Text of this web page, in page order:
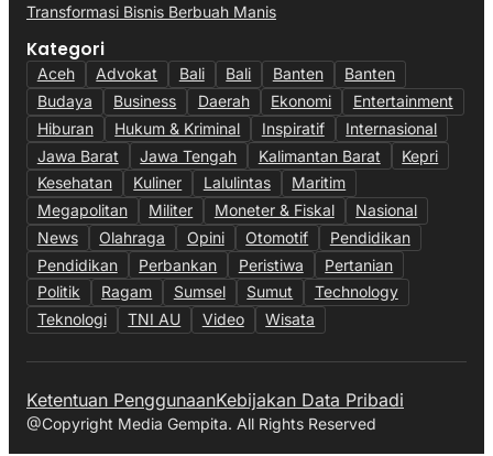
Transformasi Bisnis Berbuah Manis
Kategori
Aceh Advokat Bali Bali Banten
Banten
Budaya
Business Daerah Ekonomi
Entertainment
Hiburan
Hukum & Kriminal Inspiratif
Internasional
Jawa Barat
Jawa Tengah Kalimantan Barat
Kepri
Kesehatan
Kuliner Lalulintas
Maritim
Megapolitan
Militer Moneter & Fiskal
Nasional
News
Olahraga Opini Otomotif
Pendidikan
Pendidikan
Perbankan Peristiwa
Pertanian
Politik
Ragam Sumsel Sumut
Technology
Teknologi
TNI AU Video Wisata
Ketentuan PenggunaanKebijakan Data Pribadi
@Copyright Media Gempita. All Rights Reserved